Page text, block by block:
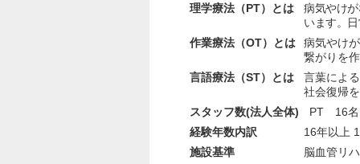
理学療法（PT）とは
病気やけ
います。
作業療法（OT）とは
病気やけ
繋がりを
言語療法（ST）とは
言葉によ
社会復帰
スタッフ数(法人全体)
PT 16
経験年数内訳
16年以
施設基準
脳血管リ